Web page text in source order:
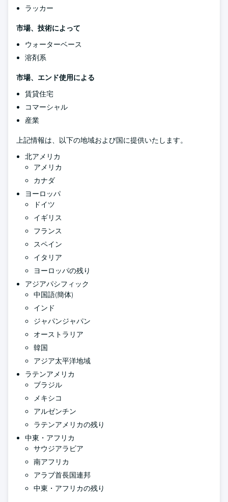
ラッカー
市場、技術によって
ウォーターベース
溶剤系
市場、エンド使用による
賃貸住宅
コマーシャル
産業
上記情報は、以下の地域および国に提供いたします。
北アメリカ
アメリカ
カナダ
ヨーロッパ
ドイツ
イギリス
フランス
スペイン
イタリア
ヨーロッパの残り
アジアパシフィック
中国語(簡体)
インド
ジャパンジャパン
オーストラリア
韓国
アジア太平洋地域
ラテンアメリカ
ブラジル
メキシコ
アルゼンチン
ラテンアメリカの残り
中東・アフリカ
サウジアラビア
南アフリカ
アラブ首長国連邦
中東・アフリカの残り